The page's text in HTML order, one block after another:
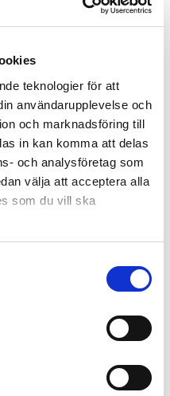
teknologier för att
användarupplevelse och
och marknadsföring till
in kan komma att delas
och analysföretag som
välja att acceptera alla
som du vill ska
historiens första
på Stockholms
då 12 000 åskådare
med 2–1. Den
har sin förklaring.
med det populära
nu kördes för första
Ett lopp som
”Plötsligt blåste domaren
sig ner på plan och